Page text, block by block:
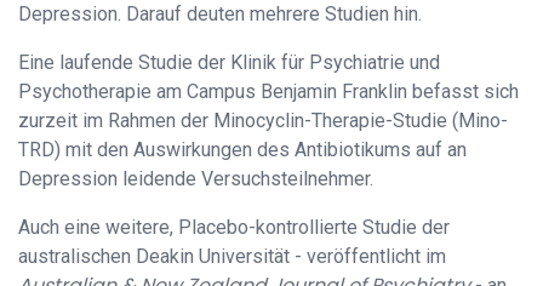
Depression. Darauf deuten mehrere Studien hin.
Eine laufende Studie der Klinik für Psychiatrie und
Psychotherapie am Campus Benjamin Franklin befasst sich
zurzeit im Rahmen der Minocyclin-Therapie-Studie (Mino-
TRD) mit den Auswirkungen des Antibiotikums auf an
Depression leidende Versuchsteilnehmer.
Auch eine weitere, Placebo-kontrollierte Studie der
australischen Deakin Universität - veröffentlicht im